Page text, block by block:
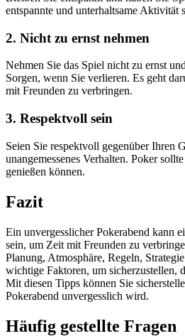
entspannte und unterhaltsame Aktivität
2. Nicht zu ernst nehmen
Nehmen Sie das Spiel nicht zu ernst
Sorgen, wenn Sie verlieren. Es geht
mit Freunden zu verbringen.
3. Respektvoll sein
Seien Sie respektvoll gegenüber Ihren
unangemessenes Verhalten. Poker
genießen können.
Fazit
Ein unvergesslicher Pokerabend kann
sein, um Zeit mit Freunden zu
Planung, Atmosphäre, Regeln,
wichtige Faktoren, um sicherzustellen,
Mit diesen Tipps können Sie
Pokerabend unvergesslich wird.
Häufig gestellte Fragen